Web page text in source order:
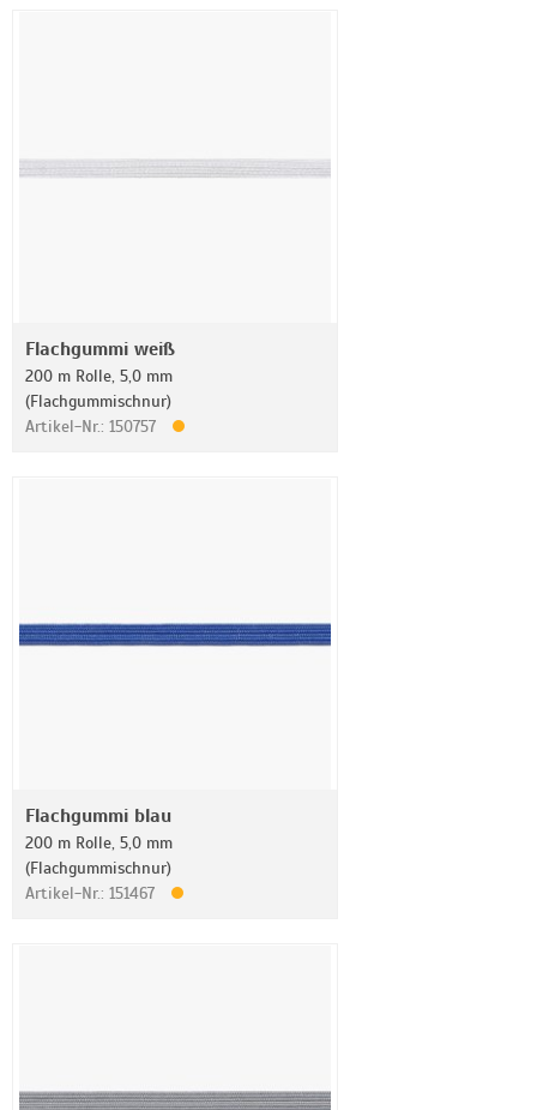
Flachgummi weiß
200 m Rolle, 5,0 mm
(Flachgummischnur)
Artikel-Nr.: 150757
Flachgummi blau
200 m Rolle, 5,0 mm
(Flachgummischnur)
Artikel-Nr.: 151467